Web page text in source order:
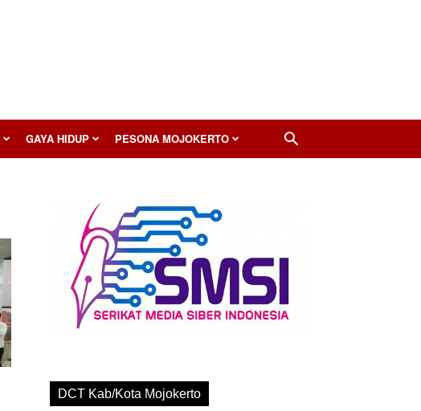
GAYA HIDUP PESONA MOJOKERTO
DCT Kab/Kota Mojokerto